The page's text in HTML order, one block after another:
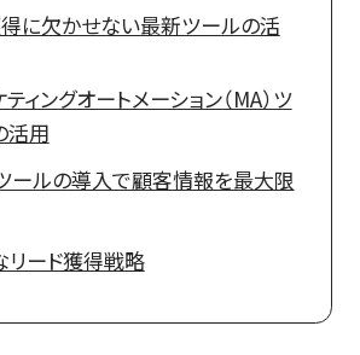
得に欠かせない最新ツールの活
ィングオートメーション（MA）ツ
活用
ールの導入で顧客情報を最大限
リード獲得戦略